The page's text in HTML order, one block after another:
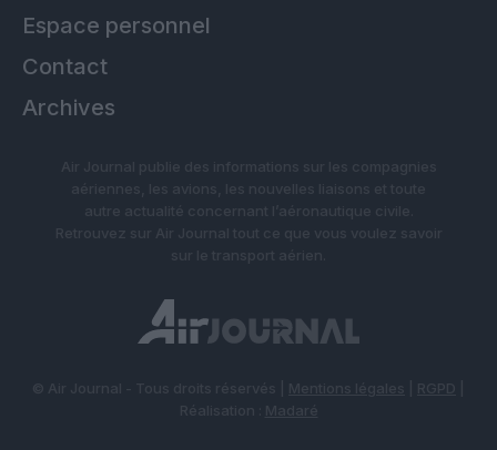
Espace personnel
Contact
Archives